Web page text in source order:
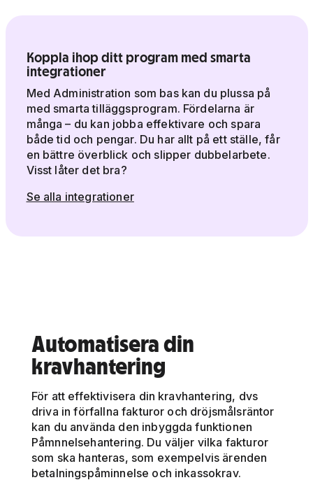
Koppla ihop ditt program med smarta
integrationer
Med Administration som bas kan du plussa på
med smarta tilläggsprogram. Fördelarna är
många – du kan jobba effektivare och spara
både tid och pengar. Du har allt på ett ställe, får
en bättre överblick och slipper dubbelarbete.
Visst låter det bra?
Se alla integrationer
Automatisera din
kravhantering
För att effektivisera din kravhantering, dvs
driva in förfallna fakturor och dröjsmålsräntor
kan du använda den inbyggda funktionen
Påmnnelsehantering. Du väljer vilka fakturor
som ska hanteras, som exempelvis ärenden
betalningspåminnelse och inkassokrav.